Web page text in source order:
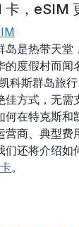
，eSIM
岛是热带天堂
的度假村而闻
科斯群岛旅
佳方式，无需
何在特克斯和
营商、典型费
们还将介绍如
。